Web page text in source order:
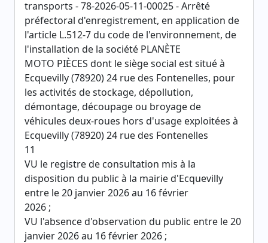
transports - 78-2026-05-11-00025 - Arrêté
préfectoral d'enregistrement, en application de
l'article L.512-7 du code de l'environnement, de
l'installation de la société PLANÈTE
MOTO PIÈCES dont le siège social est situé à
Ecquevilly (78920) 24 rue des Fontenelles, pour
les activités de stockage, dépollution,
démontage, découpage ou broyage de
véhicules deux-roues hors d'usage exploitées à
Ecquevilly (78920) 24 rue des Fontenelles
11
VU le registre de consultation mis à la
disposition du public à la mairie d'Ecquevilly
entre le 20 janvier 2026 au 16 février
2026 ;
VU l'absence d'observation du public entre le 20
janvier 2026 au 16 février 2026 ;